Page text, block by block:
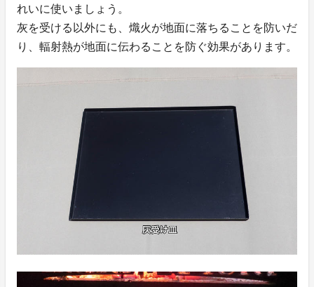
れいに使いましょう。
灰を受ける以外にも、熾火が地面に落ちることを防いだ
り、輻射熱が地面に伝わることを防ぐ効果があります。